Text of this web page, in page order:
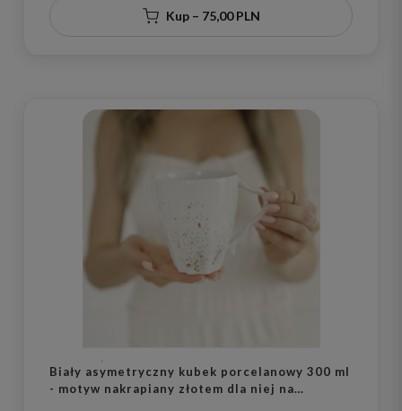
Kup – 75,00 PLN
Biały asymetryczny kubek porcelanowy 300 ml
- motyw nakrapiany złotem dla niej na